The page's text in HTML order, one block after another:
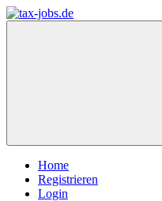
Home
Registrieren
Login